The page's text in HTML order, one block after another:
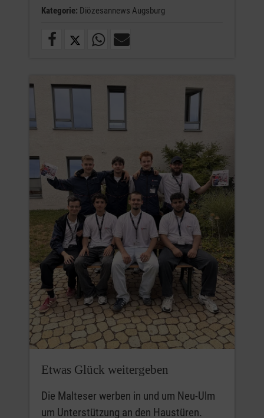
Kategorie: Diözesannews Augsburg
Etwas Glück weitergeben
Die Malteser werben in und um Neu-Ulm
um Unterstützung an den Haustüren.